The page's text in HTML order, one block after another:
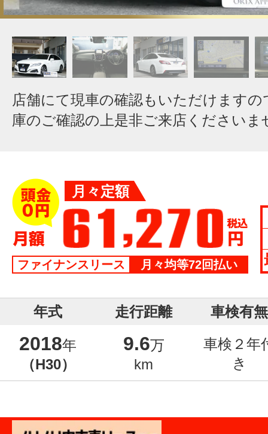
店舗にて現車の確認もいただけますの
庫のご確認の上是非ご来店くださいま
月々定額
ファイナンスリース 月々均等72回払い
年式 走行距離 車検有無
2018年
（H30）
9.6万
km
車検２年
き